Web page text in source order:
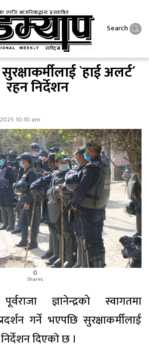
Search
`हाई अलर्ट´
रहन निर्देशन
10:10 am
0
Shares
ज्ञानेन्द्रको स्वागतमा
गर्ने भएपछि सुरक्षाकर्मीलाई
दिएकाे छ ।